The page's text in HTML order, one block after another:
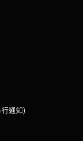
通知)